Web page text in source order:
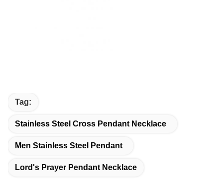
Tag:
Stainless Steel Cross Pendant Necklace
Men Stainless Steel Pendant
Lord's Prayer Pendant Necklace